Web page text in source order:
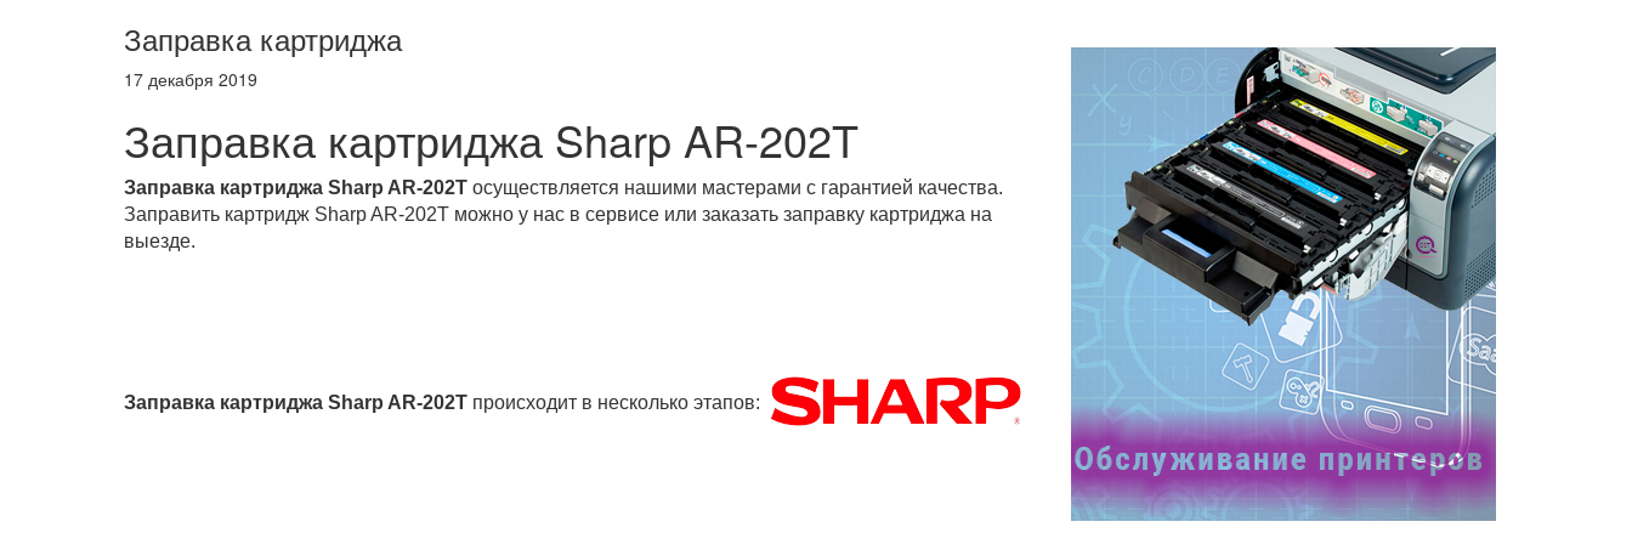
Заправка картриджа
17 декабря 2019
Заправка картриджа Sharp AR-202T
Заправка картриджа Sharp AR-202T осуществляется нашими мастерами с гарантией качества.
Заправить картридж Sharp AR-202T можно у нас в сервисе или заказать заправку картриджа на
выезде.
Заправка картриджа Sharp AR-202T происходит в несколько этапов: